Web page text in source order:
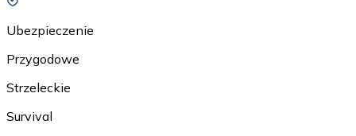
Ubezpieczenie
Przygodowe
Strzeleckie
Survival